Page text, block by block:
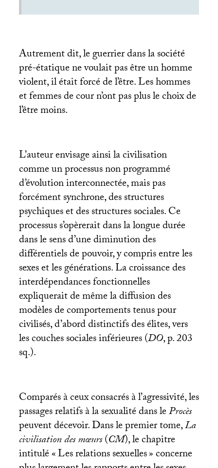
Autrement dit, le guerrier dans la société
pré-étatique ne voulait pas être un homme
violent, il était forcé de l’être. Les hommes
et femmes de cour n’ont pas plus le choix de
l’être moins.
L’auteur envisage ainsi la civilisation
comme un processus non programmé
d’évolution interconnectée, mais pas
forcément synchrone, des structures
psychiques et des structures sociales. Ce
processus s’opèrerait dans la longue durée
dans le sens d’une diminution des
différentiels de pouvoir, y compris entre les
sexes et les générations. La croissance des
interdépendances fonctionnelles
expliquerait de même la diffusion des
modèles de comportements tenus pour
civilisés, d’abord distinctifs des élites, vers
les couches sociales inférieures (DO, p. 203
sq.).
Comparés à ceux consacrés à l’agressivité, les
passages relatifs à la sexualité dans leProcès
peuvent décevoir. Dans le premier tome,La
civilisation des mœurs(CM), le chapitre
intitulé «Les relations sexuelles» concerne